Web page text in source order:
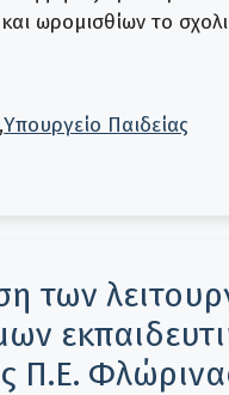
ωρομισθίων το
,Υπουργείο Παιδείας
των
Π.Ε.